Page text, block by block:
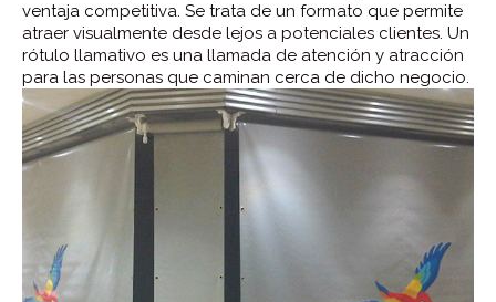
ventaja competitiva. Se trata de un formato que permite
atraer visualmente desde lejos a potenciales clientes. Un
rótulo llamativo es una llamada de atención y atracción
para las personas que caminan cerca de dicho negocio.